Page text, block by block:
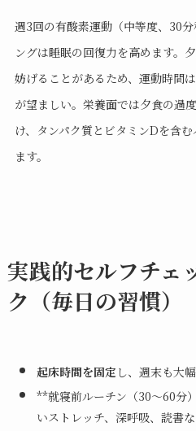
週3回の有酸素運動（中等度、30
ングは睡眠の回復力を高めます。
妨げることがあるため、運動時間
が望ましい。栄養面では夕食の過
け、タンパク質とビタミンDを含
ます。
実践的セルフチェ
ク（毎日の習慣）
起床時間を固定 し、週末も大
**就寝前ルーチン（30〜60分
いストレッチ、深呼吸、読書な